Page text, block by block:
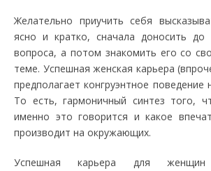
Желательно приучить себя
ясно и кратко, сначала доносить до
вопроса, а потом знакомить его со
теме. Успешная женская карьера
предполагает конгруэнтное
То есть, гармоничный синтез того,
именно это говорится и какое
производит на окружающих.
Успешная карьера для